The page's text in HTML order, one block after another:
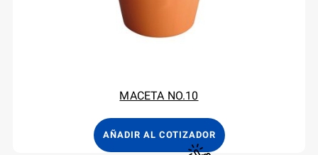
MACETA NO.10
AÑADIR AL COTIZADOR